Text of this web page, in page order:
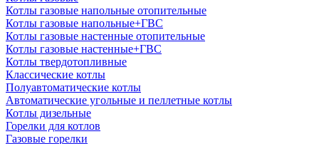
Котлы газовые напольные отопительные
Котлы газовые напольные+ГВС
Котлы газовые настенные отопительные
Котлы газовые настенные+ГВС
Котлы твердотопливные
Классические котлы
Полуавтоматические котлы
Автоматические угольные и пеллетные котлы
Котлы дизельные
Горелки для котлов
Газовые горелки